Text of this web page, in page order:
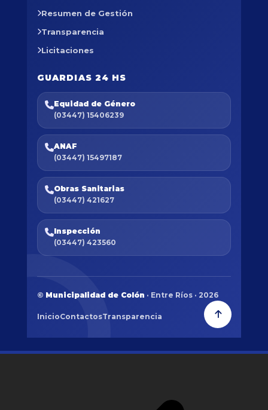
Resumen de Gestión
Transparencia
Licitaciones
GUARDIAS 24 HS
Equidad de Género
(03447) 15406239
ANAF
(03447) 15497187
Obras Sanitarias
(03447) 421627
Inspección
(03447) 423560
© Municipalidad de Colón · Entre Ríos · 2026
InicioContactosTransparencia